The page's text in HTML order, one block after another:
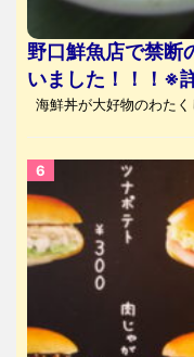
野口鮮魚店で禁断
いました！！！※
海鮮丼が大好物のわたく